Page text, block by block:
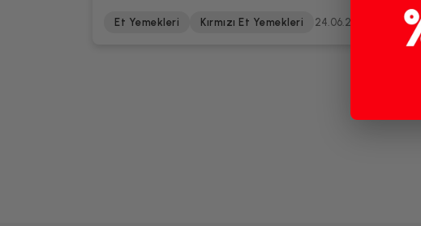
Et Yemekleri Kırmızı Et Yemekleri 24.06.2026